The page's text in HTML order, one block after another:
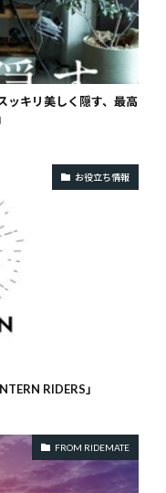
ッキリ美しく隠す、最高
お役立ち情報
RIDERS」
FROM RIDEMATE